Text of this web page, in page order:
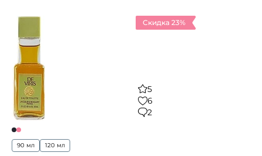
Скидка 23%
5
6
2
90 мл 120 мл